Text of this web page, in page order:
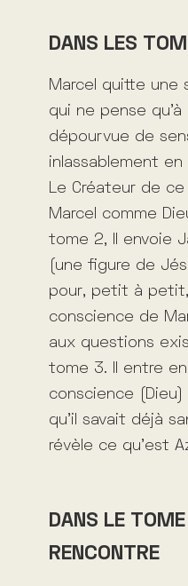
DANS LES
Marcel quitte une
qui ne pense
dépourvue de
inlassablement en
Le Créateur de
Marcel comme
tome 2, Il envoie
(une figure de
pour, petit à petit,
conscience de
aux questions
tome 3. Il entre
conscience
qu’il savait déjà
révèle ce qu’est
DANS LE
RENCONTRE